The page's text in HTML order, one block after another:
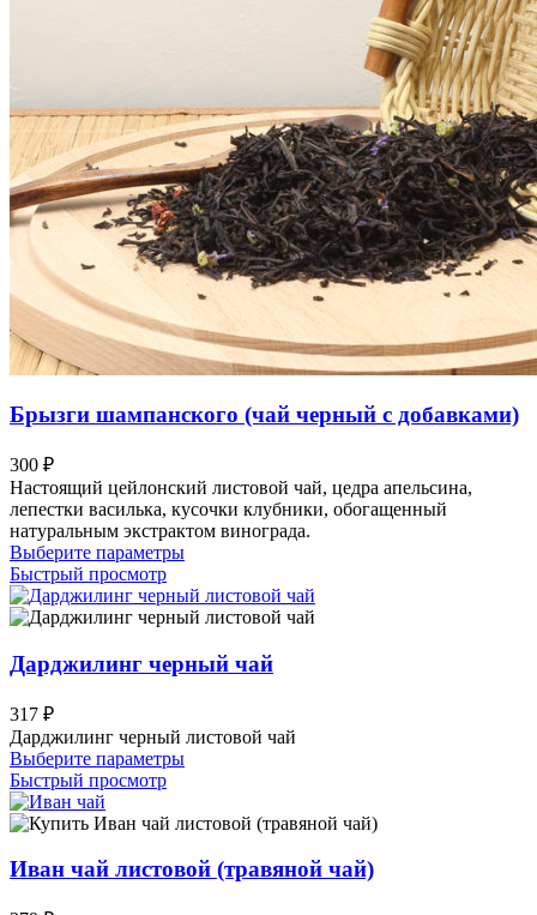
Брызги шампанского (чай черный с добавками)
300 ₽
Настоящий цейлонский листовой чай, цедра апельсина,
лепестки василька, кусочки клубники, обогащенный
натуральным экстрактом винограда.
Выберите параметрыЭтот
имеет
несколько
Опции
можно
странице
товара.
Быстрый просмотр
Дарджилинг черный чай
317 ₽
Дарджилинг черный листовой чай
Выберите параметрыЭтот
несколько
Опции
можно
Быстрый просмотр
Иван чай листовой (травяной чай)